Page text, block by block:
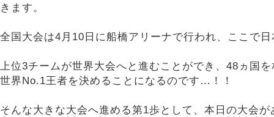
きます。
全国大会は4月10日に船橋アリーナで行われ、ここで
上位3チームが世界大会へと進むことができ、48ヵ国
世界No.1王者を決めることになるのです…！！
そんな大きな大会へ進める第1歩として、本日の大会